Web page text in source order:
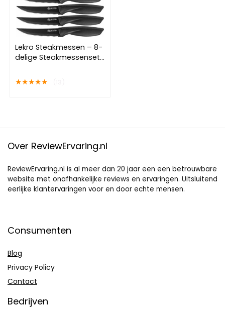
Lekro Steakmessen – 8-
delige Steakmessenset
– RVS – Zwart
★★★★★
Over ReviewErvaring.nl
ReviewErvaring.nl is al meer dan 20 jaar een een betrouwbare
website met onafhankelijke reviews en ervaringen. Uitsluitend
eerlijke klantervaringen voor en door echte mensen.
Consumenten
Blog
Privacy Policy
Contact
Bedrijven